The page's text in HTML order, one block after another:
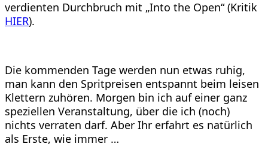
verdienten Durchbruch mit „Into the Open“ (Kritik
HIER).
Die kommenden Tage werden nun etwas ruhig,
man kann den Spritpreisen entspannt beim leisen
Klettern zuhören. Morgen bin ich auf einer ganz
speziellen Veranstaltung, über die ich (noch)
nichts verraten darf. Aber Ihr erfahrt es natürlich
als Erste, wie immer …